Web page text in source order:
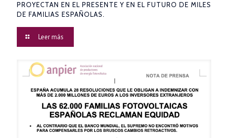
PROYECTAN EN EL PRESENTE Y EN EL FUTURO DE MILES
DE FAMILIAS ESPAÑOLAS.
Leer más